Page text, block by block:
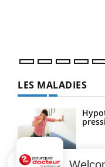
LES MALADIES